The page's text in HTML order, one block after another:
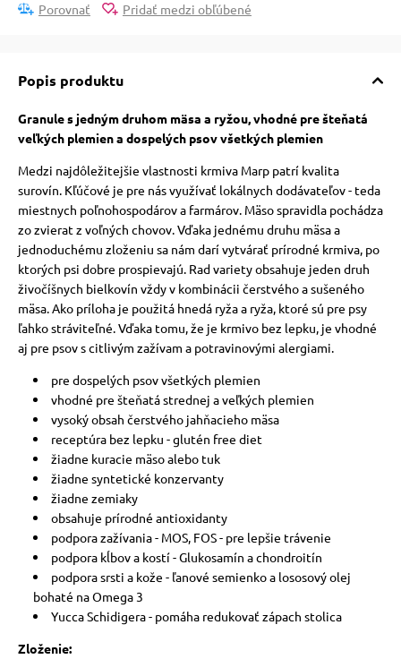
Porovnať Pridať medzi obľúbené
Popis produktu
Granule s jedným druhom mäsa a ryžou, vhodné pre šteňatá
veľkých plemien a dospelých psov všetkých plemien
Medzi najdôležitejšie vlastnosti krmiva Marp patrí kvalita
surovín. Kľúčové je pre nás využívať lokálnych dodávateľov - teda
miestnych poľnohospodárov a farmárov. Mäso spravidla pochádza
zo zvierat z voľných chovov. Vďaka jednému druhu mäsa a
jednoduchému zloženiu sa nám darí vytvárať prírodné krmiva, po
ktorých psi dobre prospievajú. Rad variety obsahuje jeden druh
živočíšnych bielkovín vždy v kombinácii čerstvého a sušeného
mäsa. Ako príloha je použitá hnedá ryža a ryža, ktoré sú pre psy
ľahko stráviteľné. Vďaka tomu, že je krmivo bez lepku, je vhodné
aj pre psov s citlivým zažívam a potravinovými alergiami.
pre dospelých psov všetkých plemien
vhodné pre šteňatá strednej a veľkých plemien
vysoký obsah čerstvého jahňacieho mäsa
receptúra ​​bez lepku - glutén free diet
žiadne kuracie mäso alebo tuk
žiadne syntetické konzervanty
žiadne zemiaky
obsahuje prírodné antioxidanty
podpora zažívania - MOS, FOS - pre lepšie trávenie
podpora kĺbov a kostí - Glukosamín a chondroitín
podpora srsti a kože - ľanové semienko a lososový olej
bohaté na Omega 3
Yucca Schidigera - pomáha redukovať zápach stolica
Zloženie: